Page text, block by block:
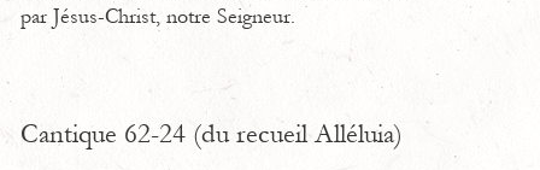
par Jésus-Christ, notre Seigneur.
Cantique 62-24 (du recueil Alléluia)